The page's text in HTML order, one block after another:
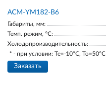
АСМ-YM182-В6
Габариты, мм:
Темп. режим, °С:
Холодопроизводительность:
* - при условии: Te=-10ºC, To=50ºC
Заказать